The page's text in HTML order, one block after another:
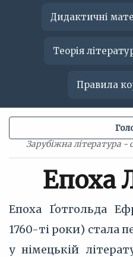
Дидактичні
Теорія
Правила
Зарубіжна література -
Епоха
Епоха Ґотгольда
1760-ті роки) стала
у німецькій